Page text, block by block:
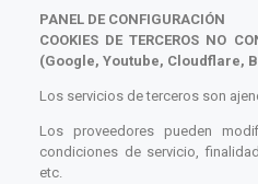
PANEL DE CONFIGURACIÓN
COOKIES DE TERCEROS NO
(Google, Youtube, Cloudflare,
Los servicios de terceros son
Los proveedores pueden
condiciones de servicio,
etc.